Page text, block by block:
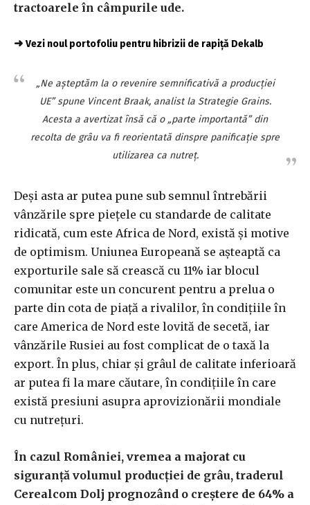
tractoarele în câmpurile ude.
➜ Vezi noul portofoliu pentru hibrizii de rapiță Dekalb
„Ne aşteptăm la o revenire semnificativă a producţiei
UE” spune Vincent Braak, analist la Strategie Grains.
Acesta a avertizat însă că o „parte importantă” din
recolta de grâu va fi reorientată dinspre panificaţie spre
utilizarea ca nutreţ.
Deşi asta ar putea pune sub semnul întrebării
vânzările spre pieţele cu standarde de calitate
ridicată, cum este Africa de Nord, există şi motive
de optimism. Uniunea Europeană se aşteaptă ca
exporturile sale să crească cu 11% iar blocul
comunitar este un concurent pentru a prelua o
parte din cota de piaţă a rivalilor, în condiţiile în
care America de Nord este lovită de secetă, iar
vânzările Rusiei au fost complicat de o taxă la
export. În plus, chiar şi grâul de calitate inferioară
ar putea fi la mare căutare, în condiţiile în care
există presiuni asupra aprovizionării mondiale
cu nutreţuri.
În cazul României, vremea a majorat cu
siguranţă volumul producţiei de grâu, traderul
Cerealcom Dolj prognozând o creştere de 64% a